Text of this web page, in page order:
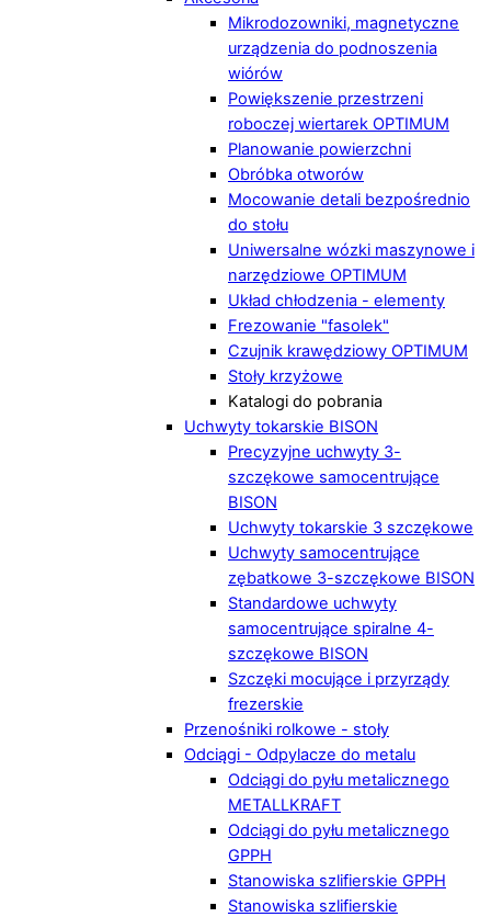
Mikrodozowniki, magnetyczne
urządzenia do podnoszenia
wiórów
Powiększenie przestrzeni
roboczej wiertarek OPTIMUM
Planowanie powierzchni
Obróbka otworów
Mocowanie detali bezpośrednio
do stołu
Uniwersalne wózki maszynowe i
narzędziowe OPTIMUM
Układ chłodzenia - elementy
Frezowanie "fasolek"
Czujnik krawędziowy OPTIMUM
Stoły krzyżowe
Katalogi do pobrania
Uchwyty tokarskie BISON
Precyzyjne uchwyty 3-
szczękowe samocentrujące
BISON
Uchwyty tokarskie 3 szczękowe
Uchwyty samocentrujące
zębatkowe 3-szczękowe BISON
Standardowe uchwyty
samocentrujące spiralne 4-
szczękowe BISON
Szczęki mocujące i przyrządy
frezerskie
Przenośniki rolkowe - stoły
Odciągi - Odpylacze do metalu
Odciągi do pyłu metalicznego
METALLKRAFT
Odciągi do pyłu metalicznego
GPPH
Stanowiska szlifierskie GPPH
Stanowiska szlifierskie